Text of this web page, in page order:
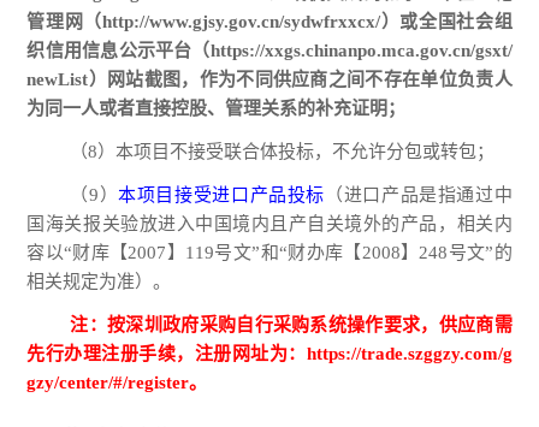
管理网（http://www.gjsy.gov.cn/sydwfrxxcx/）或全国社会组
织信用信息公示平台（https://xxgs.chinanpo.mca.gov.cn/gsxt/
newList）网站截图，作为不同供应商之间不存在单位负责人
为同一人或者直接控股、管理关系的补充证明；
（8）本项目不接受联合体投标，不允许分包或转包；
（9）本项目接受进口产品投标 （进口产品是指通过中
国海关报关验放进入中国境内且产自关境外的产品，相关内
容以“财库【2007】 119号文”和“财办库【2008】248号文”的
相关规定为准）。
注：按深圳政府采购自行采购系统操作要求，供应商需
先行办理注册手续，注册网址为： https://trade.szggzy.com/g
gzy/center/#/register。